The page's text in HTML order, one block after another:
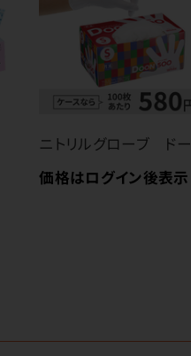
ニトリルグローブ ド
価格はログイン後表示